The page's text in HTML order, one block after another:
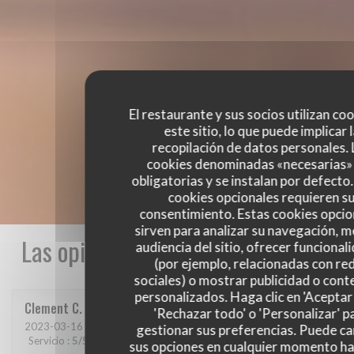
El restaurante y sus socios utilizan
este sitio, lo que puede implicar
recopilación de datos personales.
cookies denominadas
obligatorias y se instalan por
cookies opcionales requieren
consentimiento. Estas cookies
sirven para analizar su navegación,
audiencia del sitio, ofrecer
(por ejemplo, relacionadas con
sociales) o mostrar publicidad o
personalizados. Haga clic en
'Rechazar todo' o 'Personalizar'
gestionar sus preferencias. Puede
sus opciones en cualquier momento
Las opiniones de nuestros clientes
Clement C
2023-03-16 - 21:00 - Invitados 6
Servicio : 5/5 Ambiente: Menú Calidad / Precio